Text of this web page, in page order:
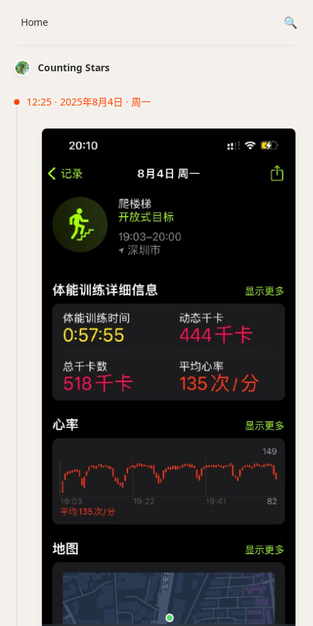
Counting Stars
12:25 · 2025年8月4日 · 周一
Home